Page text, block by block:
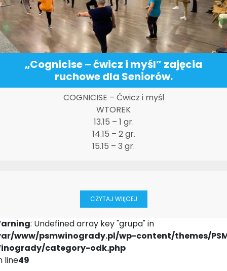
„Cognicise – ćwicz i myśl” zajęcia
ruchowe dla Seniorów.
COGNICISE – Ćwicz i myśl
WTOREK
13.15 – 1 gr.
14.15 – 2 gr.
15.15 – 3 gr.
CZYTAJ WIĘCEJ
: Undefined array key "grupa" in
www/psmwinogrady.pl/wp-content/themes/
category-odk.php
line49